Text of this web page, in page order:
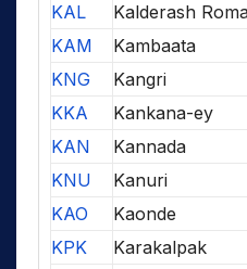
KAL
Kalderash
KAM
Kambaata
KNG
Kangri
KKA
Kankana-ey
KAN
Kannada
KNU
Kanuri
KAO
Kaonde
KPK
Karakalpak